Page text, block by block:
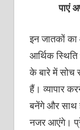
पाएं
इन जातकों
आर्थिक
के बारे में सोच
हैं। व्यापार
बनेंगे और साथ
नजर आएंगे।